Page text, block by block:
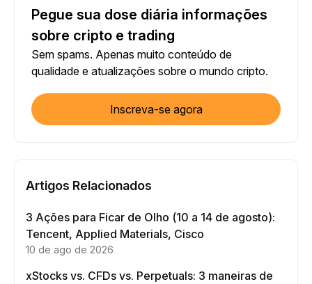
Pegue sua dose diária informações
sobre cripto e trading
Sem spams. Apenas muito conteúdo de
qualidade e atualizações sobre o mundo cripto.
Inscreva-se agora
Artigos Relacionados
3 Ações para Ficar de Olho (10 a 14 de agosto):
Tencent, Applied Materials, Cisco
10 de ago de 2026
xStocks vs. CFDs vs. Perpetuals: 3 maneiras de